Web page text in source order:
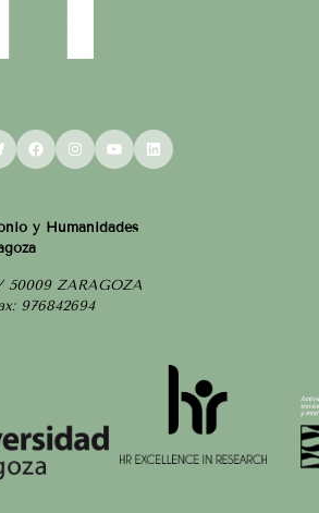
BlueskyFacebookInstagram
YouTubeLinkedIn
y Humanidades
50009 ZARAGOZA
976842694